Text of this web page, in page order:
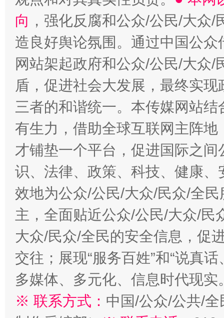
向 ，强化反腐和公众/公民/大众
造良好舆论氛围。通过中国公
网站架起政府和公众/公民/大众
盾，促进社会大发展，最终实
三者的和谐统一。本传媒网站
有生力，借助全球互联网主阵
才铺垫一个平台，促进国际之
识、法律、政策、科技、健康
效地为公众/公民/大众/民众/全
主，全面贴近公众/公民/大众/民
大众/民众/全民的安全信息，促
交往；展现“服务百姓”和“说真
多媒体、多元化、信息时代现实
※ 联系方式： 中国/公众/公共/